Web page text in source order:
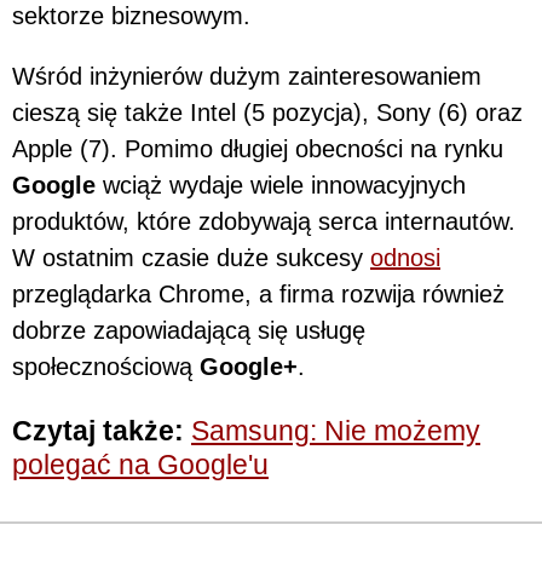
sektorze biznesowym.
Wśród inżynierów dużym zainteresowaniem
cieszą się także Intel (5 pozycja), Sony (6) oraz
Apple (7). Pomimo długiej obecności na rynku
Google wciąż wydaje wiele innowacyjnych
produktów, które zdobywają serca internautów.
W ostatnim czasie duże sukcesy odnosi
przeglądarka Chrome, a firma rozwija również
dobrze zapowiadającą się usługę
społecznościową Google+.
Czytaj także: Samsung: Nie możemy
polegać na Google'u